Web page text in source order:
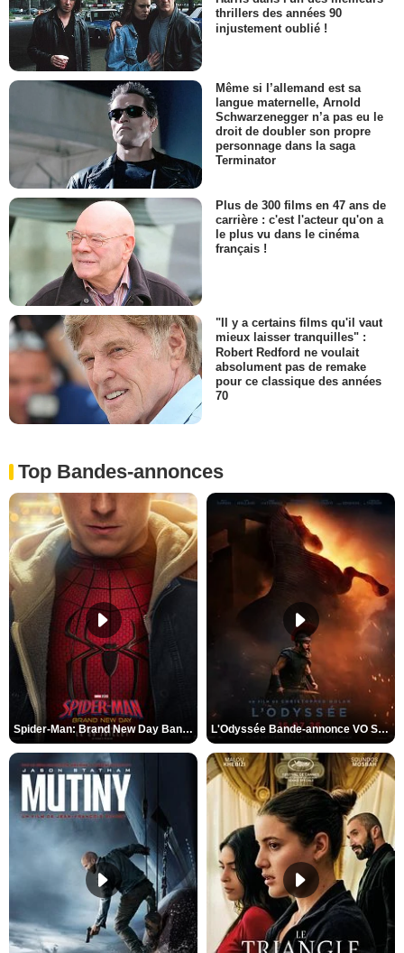
thrillers des années 90
injustement oublié !
Même si l’allemand est sa
langue maternelle, Arnold
Schwarzenegger n’a pas eu le
droit de doubler son propre
personnage dans la saga
Terminator
Plus de 300 films en 47 ans de
carrière : c'est l'acteur qu'on a
le plus vu dans le cinéma
français !
"Il y a certains films qu'il vaut
mieux laisser tranquilles" :
Robert Redford ne voulait
absolument pas de remake
pour ce classique des années
70
Top Bandes-annonces
Spider-Man: Brand New Day Bande-annonce VO STFR L'Odyssée Bande-annonce VO STFR